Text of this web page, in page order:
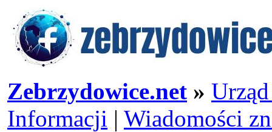
Zebrzydowice.net »
Informacji | Wiadomości